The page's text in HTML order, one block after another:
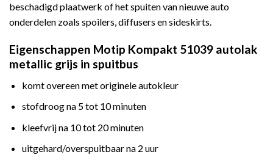
beschadigd plaatwerk of het spuiten van nieuwe auto
onderdelen zoals spoilers, diffusers en sideskirts.
Eigenschappen Motip Kompakt 51039 autolak
metallic grijs in spuitbus
komt overeen met originele autokleur
stofdroog na 5 tot 10 minuten
kleefvrij na 10 tot 20 minuten
uitgehard/overspuitbaar na 2 uur